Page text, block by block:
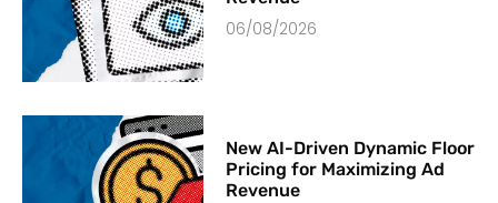
06/08/2026
New AI-Driven Dynamic Floor
Pricing for Maximizing Ad
Revenue